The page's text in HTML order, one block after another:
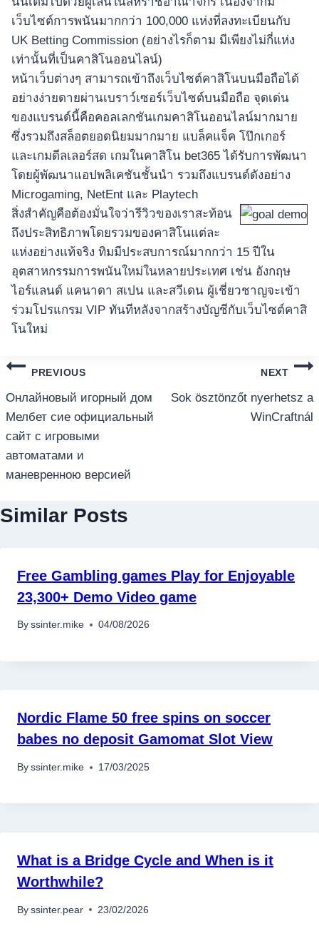
เว็บไซต์การพนันมากกว่า 100,000 แห่งที่ลงทะเบียนกับ
UK Betting Commission (อย่างไรก็ตาม มีเพียงไม่กี่แห่ง
เท่านั้นที่เป็นคาสิโนออนไลน์)
หน้าเว็บต่างๆ สามารถเข้าถึงเว็บไซต์คาสิโนบนมือถือได้
อย่างง่ายดายผ่านเบราว์เซอร์เว็บไซต์บนมือถือ จุดเด่น
ของแบรนด์นี้คือคอลเลกชันเกมคาสิโนออนไลน์มากมาย
ซึ่งรวมถึงสล็อตยอดนิยมมากมาย แบล็คแจ็ค โป๊กเกอร์
และเกมดีลเลอร์สด เกมในคาสิโน bet365 ได้รับการพัฒนา
โดยผู้พัฒนาแอปพลิเคชันชั้นนำ รวมถึงแบรนด์ดังอย่าง
Microgaming, NetEnt และ Playtech
สิ่งสำคัญคือต้องมั่นใจว่ารีวิวของเราสะท้อน
ถึงประสิทธิภาพโดยรวมของคาสิโนแต่ละ
แห่งอย่างแท้จริง ทิมมีประสบการณ์มากกว่า 15 ปีใน
อุตสาหกรรมการพนันใหม่ในหลายประเทศ เช่น อังกฤษ
ไอร์แลนด์ แคนาดา สเปน และสวีเดน ผู้เชี่ยวชาญจะเข้า
ร่วมโปรแกรม VIP ทันทีหลังจากสร้างบัญชีกับเว็บไซต์คาสิ
โนใหม่
แนะแนว
เรื่อง
PREVIOUS
Онлайновый игорный дом
Мелбет сие официальный
сайт с игровыми
автоматами и
маневренною версией
NEXT
Sok ösztönzőt nyerhetsz a
WinCraftnál
Similar Posts
Free Gambling games Play for Enjoyable
23,300+ Demo Video game
By ssinter.mike 04/08/2026
Nordic Flame 50 free spins on soccer
babes no deposit Gamomat Slot View
By ssinter.mike 17/03/2025
What is a Bridge Cycle and When is it
Worthwhile?
By ssinter.pear 23/02/2026